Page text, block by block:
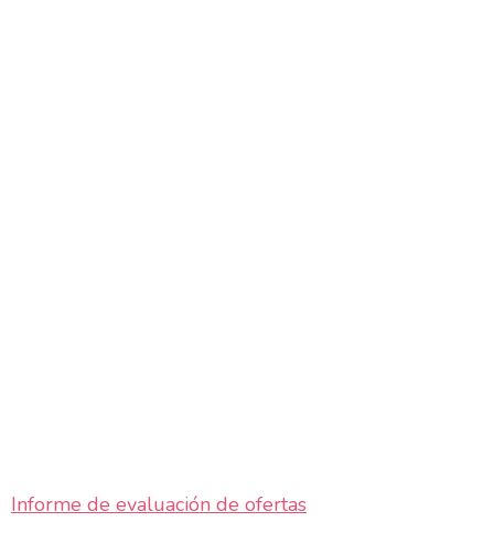
Informe de evaluación de ofertas